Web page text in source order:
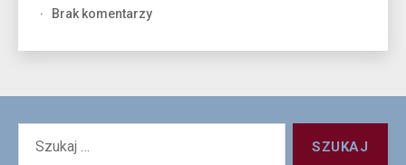
Brak komentarzydo
rozkład